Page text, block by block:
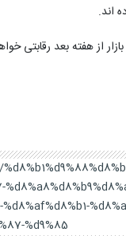
اند.
از هفته بعد رقابتی
%d9%85/